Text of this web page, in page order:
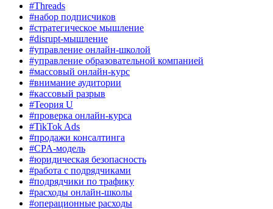
#Threads
#набор подписчиков
#стратегическое мышление
#disrupt-мышление
#управление онлайн-школой
#управление образовательной компанией
#массовый онлайн-курс
#внимание аудитории
#кассовый разрыв
#Теория U
#проверка онлайн-курса
#TikTok Ads
#продажи консалтинга
#CPA-модель
#юридическая безопасность
#работа с подрядчиками
#подрядчики по трафику
#расходы онлайн-школы
#операционные расходы